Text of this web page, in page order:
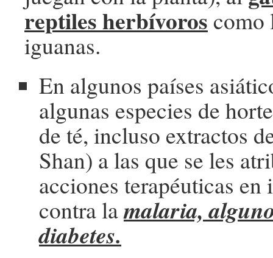
reptiles herbívoros como
iguanas.
En algunos países
algunas especies de
de té, incluso extractos
Shan) a las que se les
acciones terapéuticas en
contra lamalaria,
diabetes.